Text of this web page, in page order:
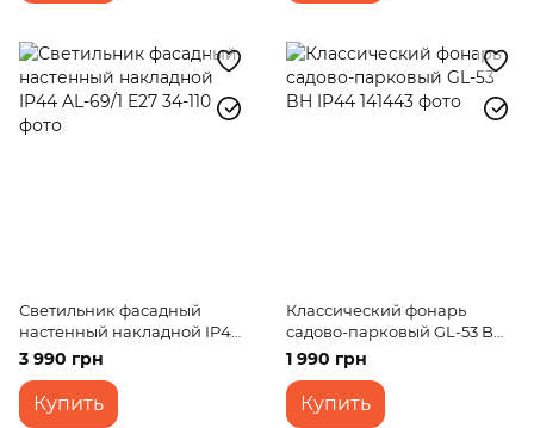
Светильник фасадный
настенный накладной IP44
AL-69/1 E27
3 990 грн
Купить
Классический фонарь
садово-парковый GL-53 BH
IP44
1 990 грн
Купить